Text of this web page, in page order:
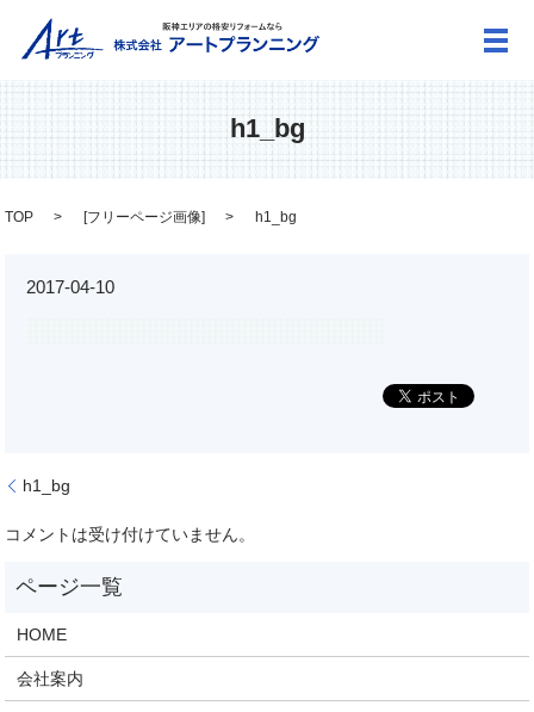
メ
h1_bg
TOP [フリーページ画像] h1_bg
2017-04-10
h1_bg
コメントは受け付けていません。
HOME
会社案内